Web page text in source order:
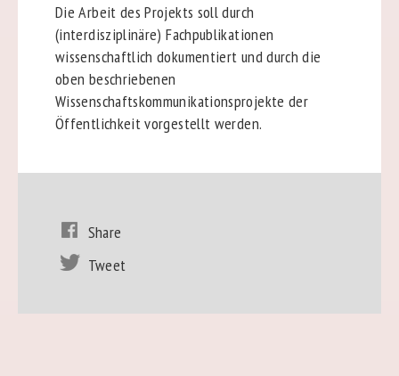
Die Arbeit des Projekts soll durch
(interdisziplinäre) Fachpublikationen
wissenschaftlich dokumentiert und durch die
oben beschriebenen
Wissenschaftskommunikationsprojekte der
Öffentlichkeit vorgestellt werden.
Share
Tweet